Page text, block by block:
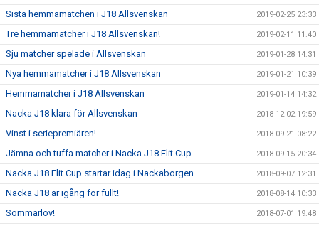
Sista hemmamatchen i J18 Allsvenskan 2019-02-25 23:33
Tre hemmamatcher i J18 Allsvenskan! 2019-02-11 11:40
Sju matcher spelade i Allsvenskan 2019-01-28 14:31
Nya hemmamatcher i J18 Allsvenskan 2019-01-21 10:39
Hemmamatcher i J18 Allsvenskan 2019-01-14 14:32
Nacka J18 klara för Allsvenskan 2018-12-02 19:59
Vinst i seriepremiären! 2018-09-21 08:22
Jämna och tuffa matcher i Nacka J18 Elit Cup 2018-09-15 20:34
Nacka J18 Elit Cup startar idag i Nackaborgen 2018-09-07 12:31
Nacka J18 är igång för fullt! 2018-08-14 10:33
Sommarlov! 2018-07-01 19:48